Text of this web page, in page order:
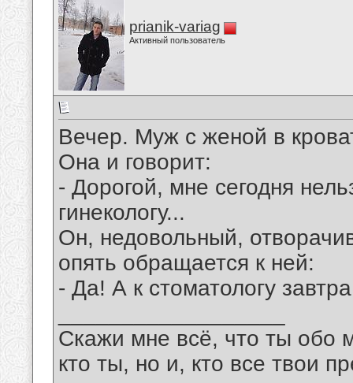
prianik-variag
Активный пользователь
Вечер. Муж с женой в
Она и говорит:
- Дорогой, мне сегодня
гинекологу...
Он, недовольный,
опять обращается к ней:
- Да! А к стоматологу
Скажи мне всё, что ты обо
кто ты, но и, кто все твои